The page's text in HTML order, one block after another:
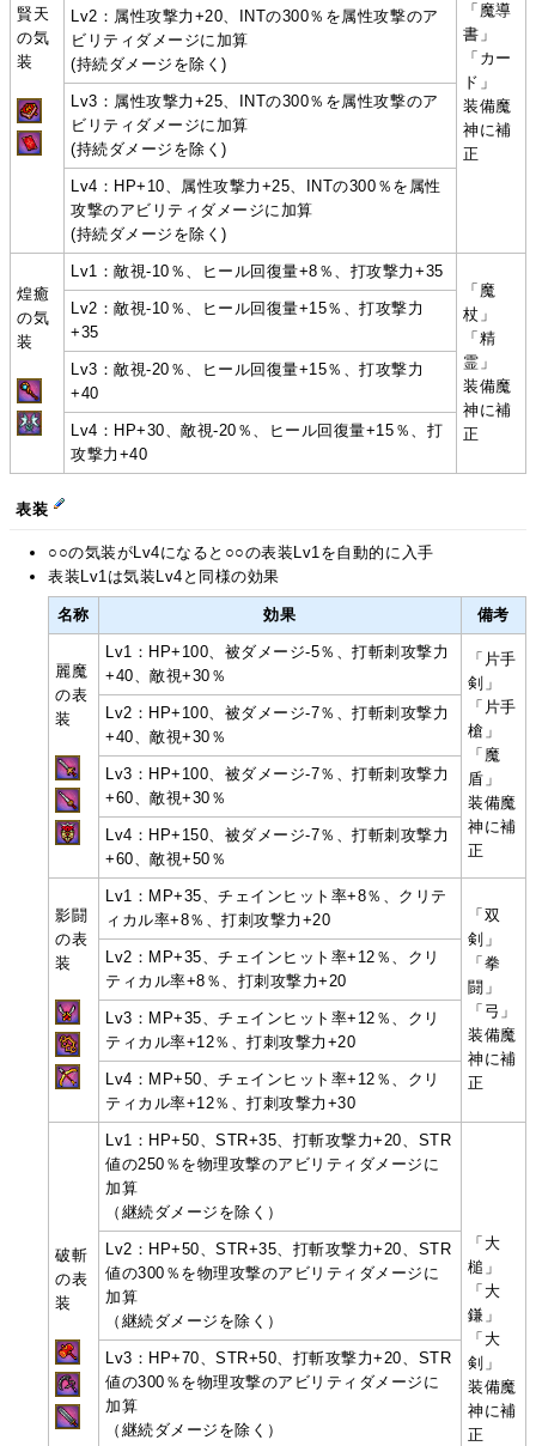
賢天
の気
装
「魔導
書」
「カー
ド」
装備魔
神に補
正
Lv2：属性攻撃力+20、INTの300％を属性攻撃のア
ビリティダメージに加算
(持続ダメージを除く)
Lv3：属性攻撃力+25、INTの300％を属性攻撃のア
ビリティダメージに加算
(持続ダメージを除く)
Lv4：HP+10、属性攻撃力+25、INTの300％を属性
攻撃のアビリティダメージに加算
(持続ダメージを除く)
煌癒
の気
装
Lv1：敵視-10％、ヒール回復量+8％、打攻撃力+35
「魔
杖」
「精
霊」
装備魔
神に補
正
Lv2：敵視-10％、ヒール回復量+15％、打攻撃力
+35
Lv3：敵視-20％、ヒール回復量+15％、打攻撃力
+40
Lv4：HP+30、敵視-20％、ヒール回復量+15％、打
攻撃力+40
表装
○○の気装がLv4になると○○の表装Lv1を自動的に入手
表装Lv1は気装Lv4と同様の効果
名称 効果 備考
麗魔
の表
装
Lv1：HP+100、被ダメージ-5％、打斬刺攻撃力
+40、敵視+30％
「片手
剣」
「片手
槍」
「魔
盾」
装備魔
神に補
正
Lv2：HP+100、被ダメージ-7％、打斬刺攻撃力
+40、敵視+30％
Lv3：HP+100、被ダメージ-7％、打斬刺攻撃力
+60、敵視+30％
Lv4：HP+150、被ダメージ-7％、打斬刺攻撃力
+60、敵視+50％
影闘
の表
装
Lv1：MP+35、チェインヒット率+8％、クリテ
ィカル率+8％、打刺攻撃力+20
「双
剣」
「拳
闘」
「弓」
装備魔
神に補
正
Lv2：MP+35、チェインヒット率+12％、クリ
ティカル率+8％、打刺攻撃力+20
Lv3：MP+35、チェインヒット率+12％、クリ
ティカル率+12％、打刺攻撃力+20
Lv4：MP+50、チェインヒット率+12％、クリ
ティカル率+12％、打刺攻撃力+30
破斬
の表
装
Lv1：HP+50、STR+35、打斬攻撃力+20、STR
値の250％を物理攻撃のアビリティダメージに
加算
（継続ダメージを除く）
「大
槌」
「大
鎌」
「大
剣」
装備魔
神に補
正
Lv2：HP+50、STR+35、打斬攻撃力+20、STR
値の300％を物理攻撃のアビリティダメージに
加算
（継続ダメージを除く）
Lv3：HP+70、STR+50、打斬攻撃力+20、STR
値の300％を物理攻撃のアビリティダメージに
加算
（継続ダメージを除く）